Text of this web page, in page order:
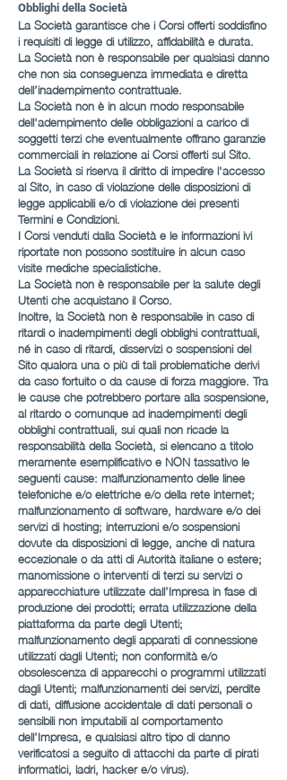
Obblighi della Società
La Società garantisce che i Corsi offerti soddisfino
i requisiti di legge di utilizzo, affidabilità e durata.
La Società non è responsabile per qualsiasi danno
che non sia conseguenza immediata e diretta
dell’inadempimento contrattuale.
La Società non è in alcun modo responsabile
dell'adempimento delle obbligazioni a carico di
soggetti terzi che eventualmente offrano garanzie
commerciali in relazione ai Corsi offerti sul Sito.
La Società si riserva il diritto di impedire l'accesso
al Sito, in caso di violazione delle disposizioni di
legge applicabili e/o di violazione dei presenti
Termini e Condizioni.
I Corsi venduti dalla Società e le informazioni ivi
riportate non possono sostituire in alcun caso
visite mediche specialistiche.
La Società non è responsabile per la salute degli
Utenti che acquistano il Corso.
Inoltre, la Società non è responsabile in caso di
ritardi o inadempimenti degli obblighi contrattuali,
né in caso di ritardi, disservizi o sospensioni del
Sito qualora una o più di tali problematiche derivi
da caso fortuito o da cause di forza maggiore. Tra
le cause che potrebbero portare alla sospensione,
al ritardo o comunque ad inadempimenti degli
obblighi contrattuali, sui quali non ricade la
responsabilità della Società, si elencano a titolo
meramente esemplificativo e NON tassativo le
seguenti cause: malfunzionamento delle linee
telefoniche e/o elettriche e/o della rete internet;
malfunzionamento di software, hardware e/o dei
servizi di hosting; interruzioni e/o sospensioni
dovute da disposizioni di legge, anche di natura
eccezionale o da atti di Autorità italiane o estere;
manomissione o interventi di terzi su servizi o
apparecchiature utilizzate dall’Impresa in fase di
produzione dei prodotti; errata utilizzazione della
piattaforma da parte degli Utenti;
malfunzionamento degli apparati di connessione
utilizzati dagli Utenti; non conformità e/o
obsolescenza di apparecchi o programmi utilizzati
dagli Utenti; malfunzionamenti dei servizi, perdite
di dati, diffusione accidentale di dati personali o
sensibili non imputabili al comportamento
dell’Impresa, e qualsiasi altro tipo di danno
verificatosi a seguito di attacchi da parte di pirati
informatici, ladri, hacker e/o virus).